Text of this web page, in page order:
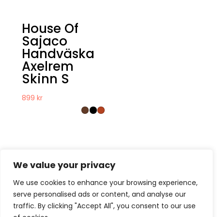
We value your privacy
We use cookies to enhance your browsing experience,
serve personalised ads or content, and analyse our
traffic. By clicking "Accept All", you consent to our use
House Of
Sajaco
Handväska
Axelrem
Skinn S
899 kr
Kontakt Om oss
Köpvillkor
Retur – Reklamation
GDPR & Cookies